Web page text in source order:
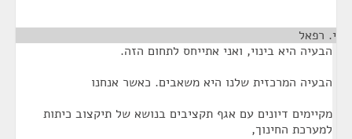
י. רפאל
הבעיה היא בינוי, ואני אתייחס לתחום הזה.
הבעיה המרכזית שלנו היא משאבים. כאשר אנחנו
מקיימים דיונים עם אגף תקציבים בנושא של תיקצוב כיתות
למערכת החינוך,